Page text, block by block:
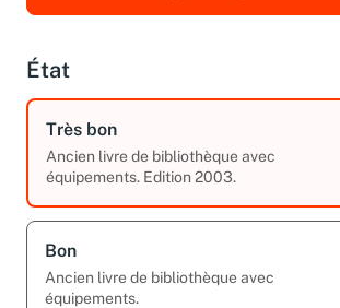
État
Très bon
Ancien livre de bibliothèque avec
équipements. Edition 2003.
Bon
Ancien livre de bibliothèque avec
équipements.